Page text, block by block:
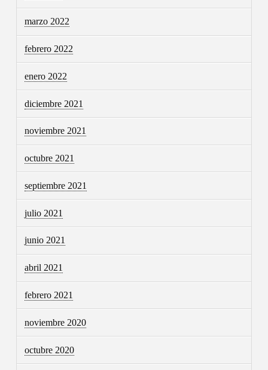
marzo 2022
febrero 2022
enero 2022
diciembre 2021
noviembre 2021
octubre 2021
septiembre 2021
julio 2021
junio 2021
abril 2021
febrero 2021
noviembre 2020
octubre 2020